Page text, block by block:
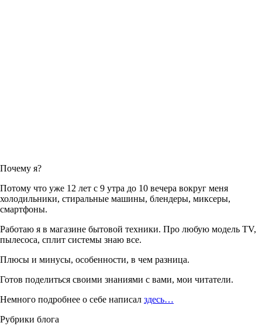
Почему я?
Потому что уже 12 лет с 9 утра до 10 вечера вокруг меня
холодильники, стиральные машины, блендеры, миксеры,
смартфоны.
Работаю я в магазине бытовой техники. Про любую модель TV,
пылесоса, сплит системы знаю все.
Плюсы и минусы, особенности, в чем разница.
Готов поделиться своими знаниями с вами, мои читатели.
Немного подробнее о себе написал здесь…
Рубрики блога